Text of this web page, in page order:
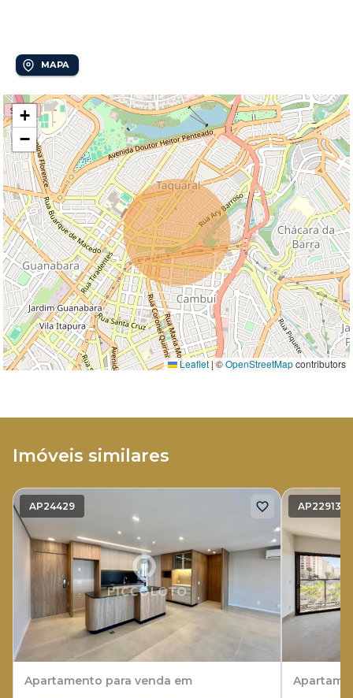
MAPA
+
−
Leaflet|©OpenStreetMapcontributors
Imóveis similares
AP24429
Apartamento para venda em
AP22913